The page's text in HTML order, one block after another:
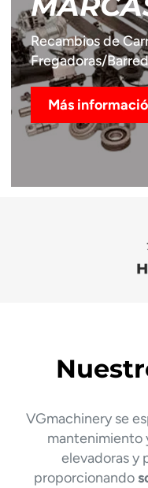
Recambios de
Fregadoras/
Más
VGmachinery se
mantenimiento
elevadoras y
proporcionando